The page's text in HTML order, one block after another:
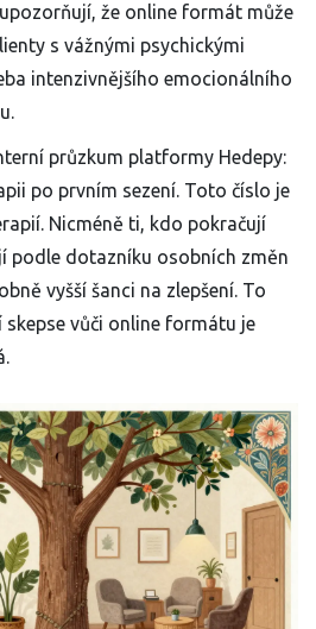
že online formát může
s vážnými psychickými
intenzivnějšího emocionálního
průzkum platformy Hedepy:
po prvním sezení. Toto číslo je
Nicméně ti, kdo pokračují
podle dotazníku osobních změn
vyšší šanci na zlepšení. To
skepse vůči online formátu je